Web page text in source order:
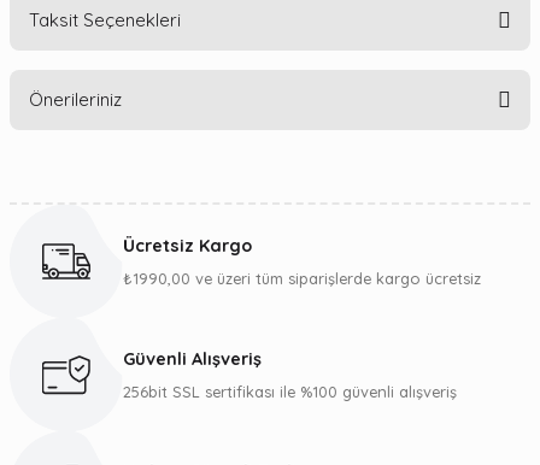
Taksit Seçenekleri
Önerileriniz
Görüş ve önerileriniz için teşekkür ederiz.
Ürün bilgilerinde hatalar bulunuyor.
Ücretsiz Kargo
₺1990,00 ve üzeri tüm siparişlerde kargo ücretsiz
Güvenli Alışveriş
256bit SSL sertifikası ile %100 güvenli alışveriş